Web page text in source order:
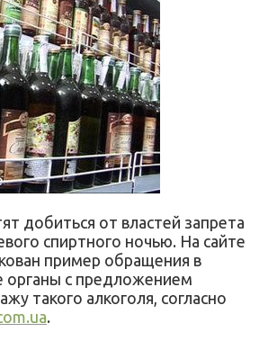
добиться от властей запрета
спиртного ночью. На сайте
пример обращения в
органы с предложением
такого алкоголя, согласно
.